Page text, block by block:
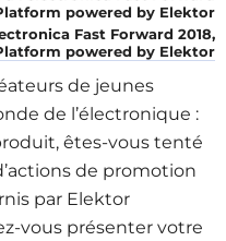
Fast Forward 2018,
powered by Elektor
de jeunes
de l’électronique :
êtes-vous tenté
de promotion
par Elektor
vous présenter votre